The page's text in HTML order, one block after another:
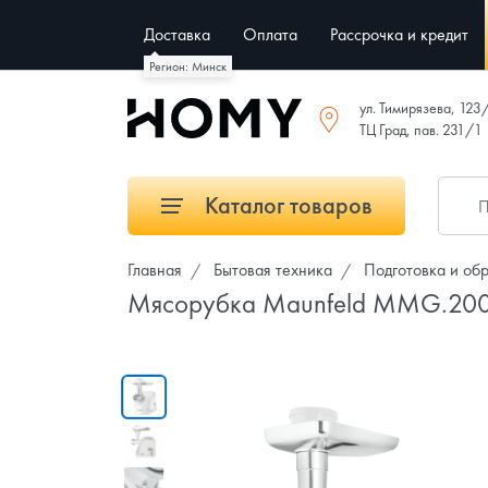
Регион: Минск
Доставка Оплата Рассрочка и кредит
ул. Тимирязева,
ТЦ Град, пав. 231/1
Каталог товаров
Главная Бытовая техника Подготовка и
Мясорубка Maunfeld